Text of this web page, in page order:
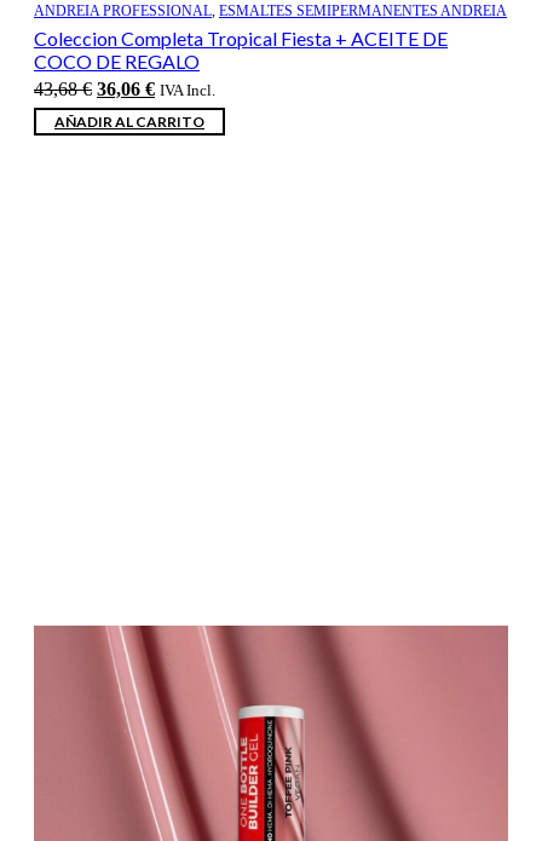
ANDREIA PROFESSIONAL, ESMALTES SEMIPERMANENTES ANDREIA
Coleccion Completa Tropical Fiesta + ACEITE DE
COCO DE REGALO
43,68€ El
precio
original
36,06 €El
precio
actual
IVA Incl.
AÑADIR AL CARRITO